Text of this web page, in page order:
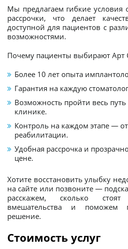
Мы предлагаем гибкие условия
рассрочки, что делает
доступной для пациентов с
возможностями.
Почему пациенты выбирают Арт
Более 10 лет опыта
Гарантия на каждую
Возможность пройти весь
клинике.
Контроль на каждом этапе —
реабилитации.
Удобная рассрочка и
цене.
Хотите восстановить улыбку
на сайте или позвоните —
расскажем, сколько
вмешательства и поможем
решение.
Стоимость услуг